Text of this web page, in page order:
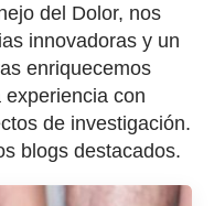
del Dolor, nos
innovadoras y un
enriquecemos
con
de investigación.
blogs destacados.